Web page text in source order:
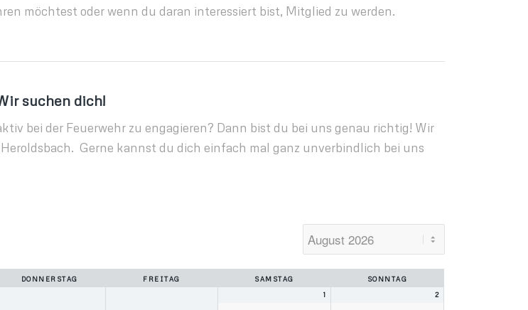
möchtest oder wenn du daran interessiert bist, Mitglied zu werden.
suchen dich!
bei der Feuerwehr zu engagieren? Dann bist du bei uns genau richtig! Wir
Gerne kannst du dich einfach mal ganz unverbindlich bei uns
DONNERSTAG FREITAG SAMSTAG SONNTAG
1 2